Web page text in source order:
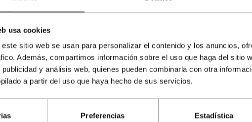
usa cookies
sitio web se usan para personalizar el contenido y los anuncios,
Además, compartimos información sobre el uso que haga del sitio
y análisis web, quienes pueden combinarla con otra
a partir del uso que haya hecho de sus servicios.
Preferencias Estadística